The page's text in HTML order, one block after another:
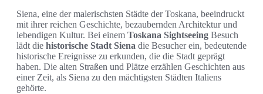
Siena, eine der malerischsten Städte der Toskana, beeindruckt
mit ihrer reichen Geschichte, bezaubernden Architektur und
lebendigen Kultur. Bei einem Toskana Sightseeing Besuch
lädt die historische Stadt Siena die Besucher ein, bedeutende
historische Ereignisse zu erkunden, die die Stadt geprägt
haben. Die alten Straßen und Plätze erzählen Geschichten aus
einer Zeit, als Siena zu den mächtigsten Städten Italiens
gehörte.